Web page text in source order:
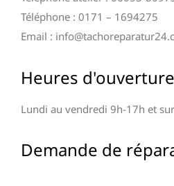
Téléphone : 0171 – 1694275
Email :
Heures d'ouverture
Lundi au vendredi 9h-17h et
Demande de